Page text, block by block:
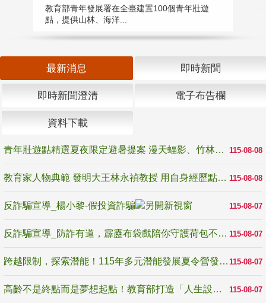
教育部青年發展署在全臺建置100個青年壯遊
點，提供山林、海洋...
最新消息 即時新聞
即時新聞澄清 電子布告欄
資料下載
115-08-08
青年壯遊點精選夏夜限定避暑提案 漫天蝠影、竹林尋蛙、茶香夜觀 邀青年暮色出發
115-08-08
教育家人物典範 發明大王林永禎教授 用自身經歷點亮學生的路
115-08-07
反詐騙宣導_楊小黎-假投資詐騙
115-08-07
反詐騙宣導_防詐有道，霹靂布袋戲陪你守護荷包不受騙
115-08-07
跨越限制，探索潛能！115年多元潛能發展夏令營發掘生命無限可能
115-08-07
高齡不是終點而是夢想起點！教育部打造「人生設計夢工場」 參展第3屆高齡健康產業博覽會